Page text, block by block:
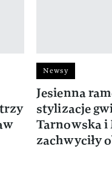
Newsy
Jesienna
stylizacje
Tarnowska i
zachwyciły